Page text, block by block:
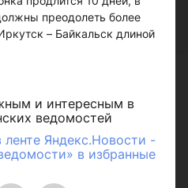
преодолеть более
– Байкальск длиной
и интересным в
ведомостей
Яндекс.Новости -
в избранные